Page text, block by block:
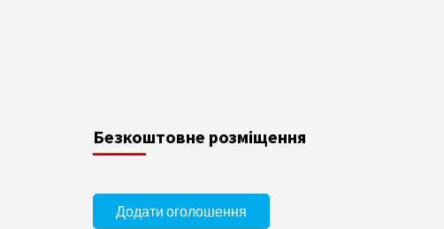
Безкоштовне розміщення
Додати оголошення